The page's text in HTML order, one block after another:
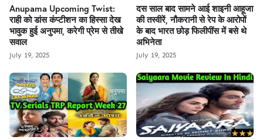
Anupama Upcoming Twist:
राही को डांस कंप्टीशन का हिस्सा देख
भावुक हुई अनुपमा, करेगी प्रेम से तीखे
सवाल
July 19, 2025
दस साल बाद सामने आई शाइनी आहूजा
की तस्वीरें, नौकरानी से रेप के आरोपों
के बाद भारत छोड़ फिलीपींस में बसे थे
अभिनेता
July 19, 2025